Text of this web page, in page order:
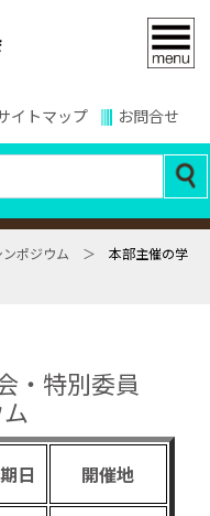
イトマップ お問合せ
ポジウム ＞ 本部主催の学
・特別委員
日 開催地